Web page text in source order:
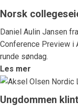
Norsk
Daniel Aulin Jansen
Conference Preview i
runde søndag.
Les mer
Ungdommen